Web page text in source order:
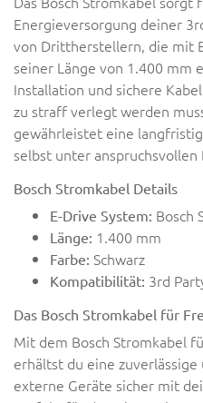
Energieversorgung deiner
von Drittherstellern, die mit
seiner Länge von 1.400 mm
Installation und sichere
zu straff verlegt werden
gewährleistet eine
selbst unter anspruchsvollen
Bosch Stromkabel Details
E-Drive System: Bosch
Länge: 1.400 mm
Farbe: Schwarz
Kompatibilität: 3rd
Das Bosch Stromkabel für
Mit dem Bosch Stromkabel
erhältst du eine
externe Geräte sicher mit